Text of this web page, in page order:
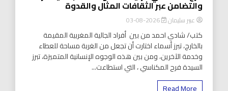
والتضامن عبر الثقافات المثال والقدوة
عبير سليمان 2026-08-03
كتب/ شادي احمد من بين أفراد الجالية المغربية المقيمة
بالخارج، تبرز أسماء اختارت أن تجعل من الغربة مساحة للعطاء
وخدمة الآخرين، ومن بين هذه الوجوه الإنسانية المتميزة، تبرز
السيدة فرح المكناسي ، التي استطاعت...